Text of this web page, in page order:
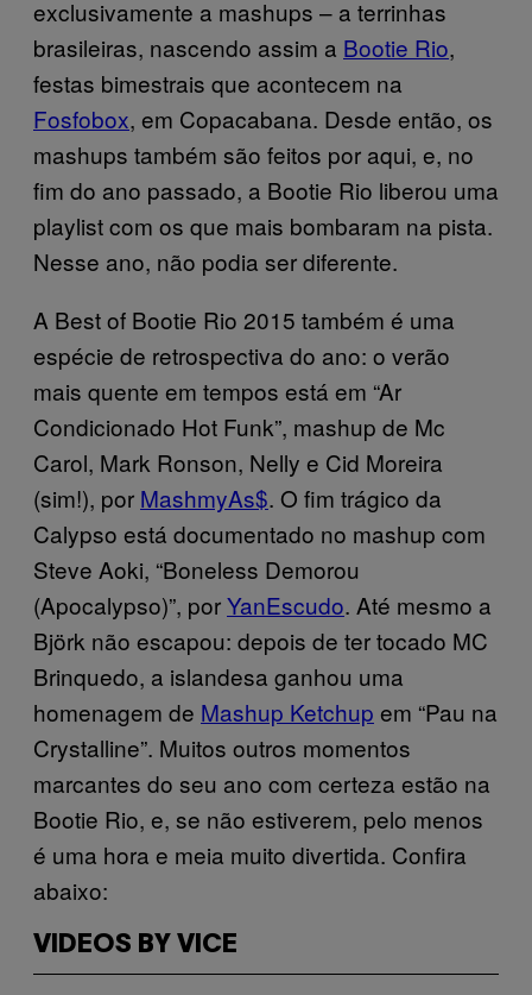
exclusivamente a mashups – a terrinhas
brasileiras, nascendo assim a Bootie Rio,
festas bimestrais que acontecem na
Fosfobox, em Copacabana. Desde então, os
mashups também são feitos por aqui, e, no
fim do ano passado, a Bootie Rio liberou uma
playlist com os que mais bombaram na pista.
Nesse ano, não podia ser diferente.
A Best of Bootie Rio 2015 também é uma
espécie de retrospectiva do ano: o verão
mais quente em tempos está em “Ar
Condicionado Hot Funk”, mashup de Mc
Carol, Mark Ronson, Nelly e Cid Moreira
(sim!), por MashmyAs$. O fim trágico da
Calypso está documentado no mashup com
Steve Aoki, “Boneless Demorou
(Apocalypso)”, porYanEscudo. Até mesmo a
Björk não escapou: depois de ter tocado MC
Brinquedo, a islandesa ganhou uma
homenagem de Mashup Ketchup em “Pau na
Crystalline”. Muitos outros momentos
marcantes do seu ano com certeza estão na
Bootie Rio, e, se não estiverem, pelo menos
é uma hora e meia muito divertida. Confira
abaixo:
VIDEOS BY VICE